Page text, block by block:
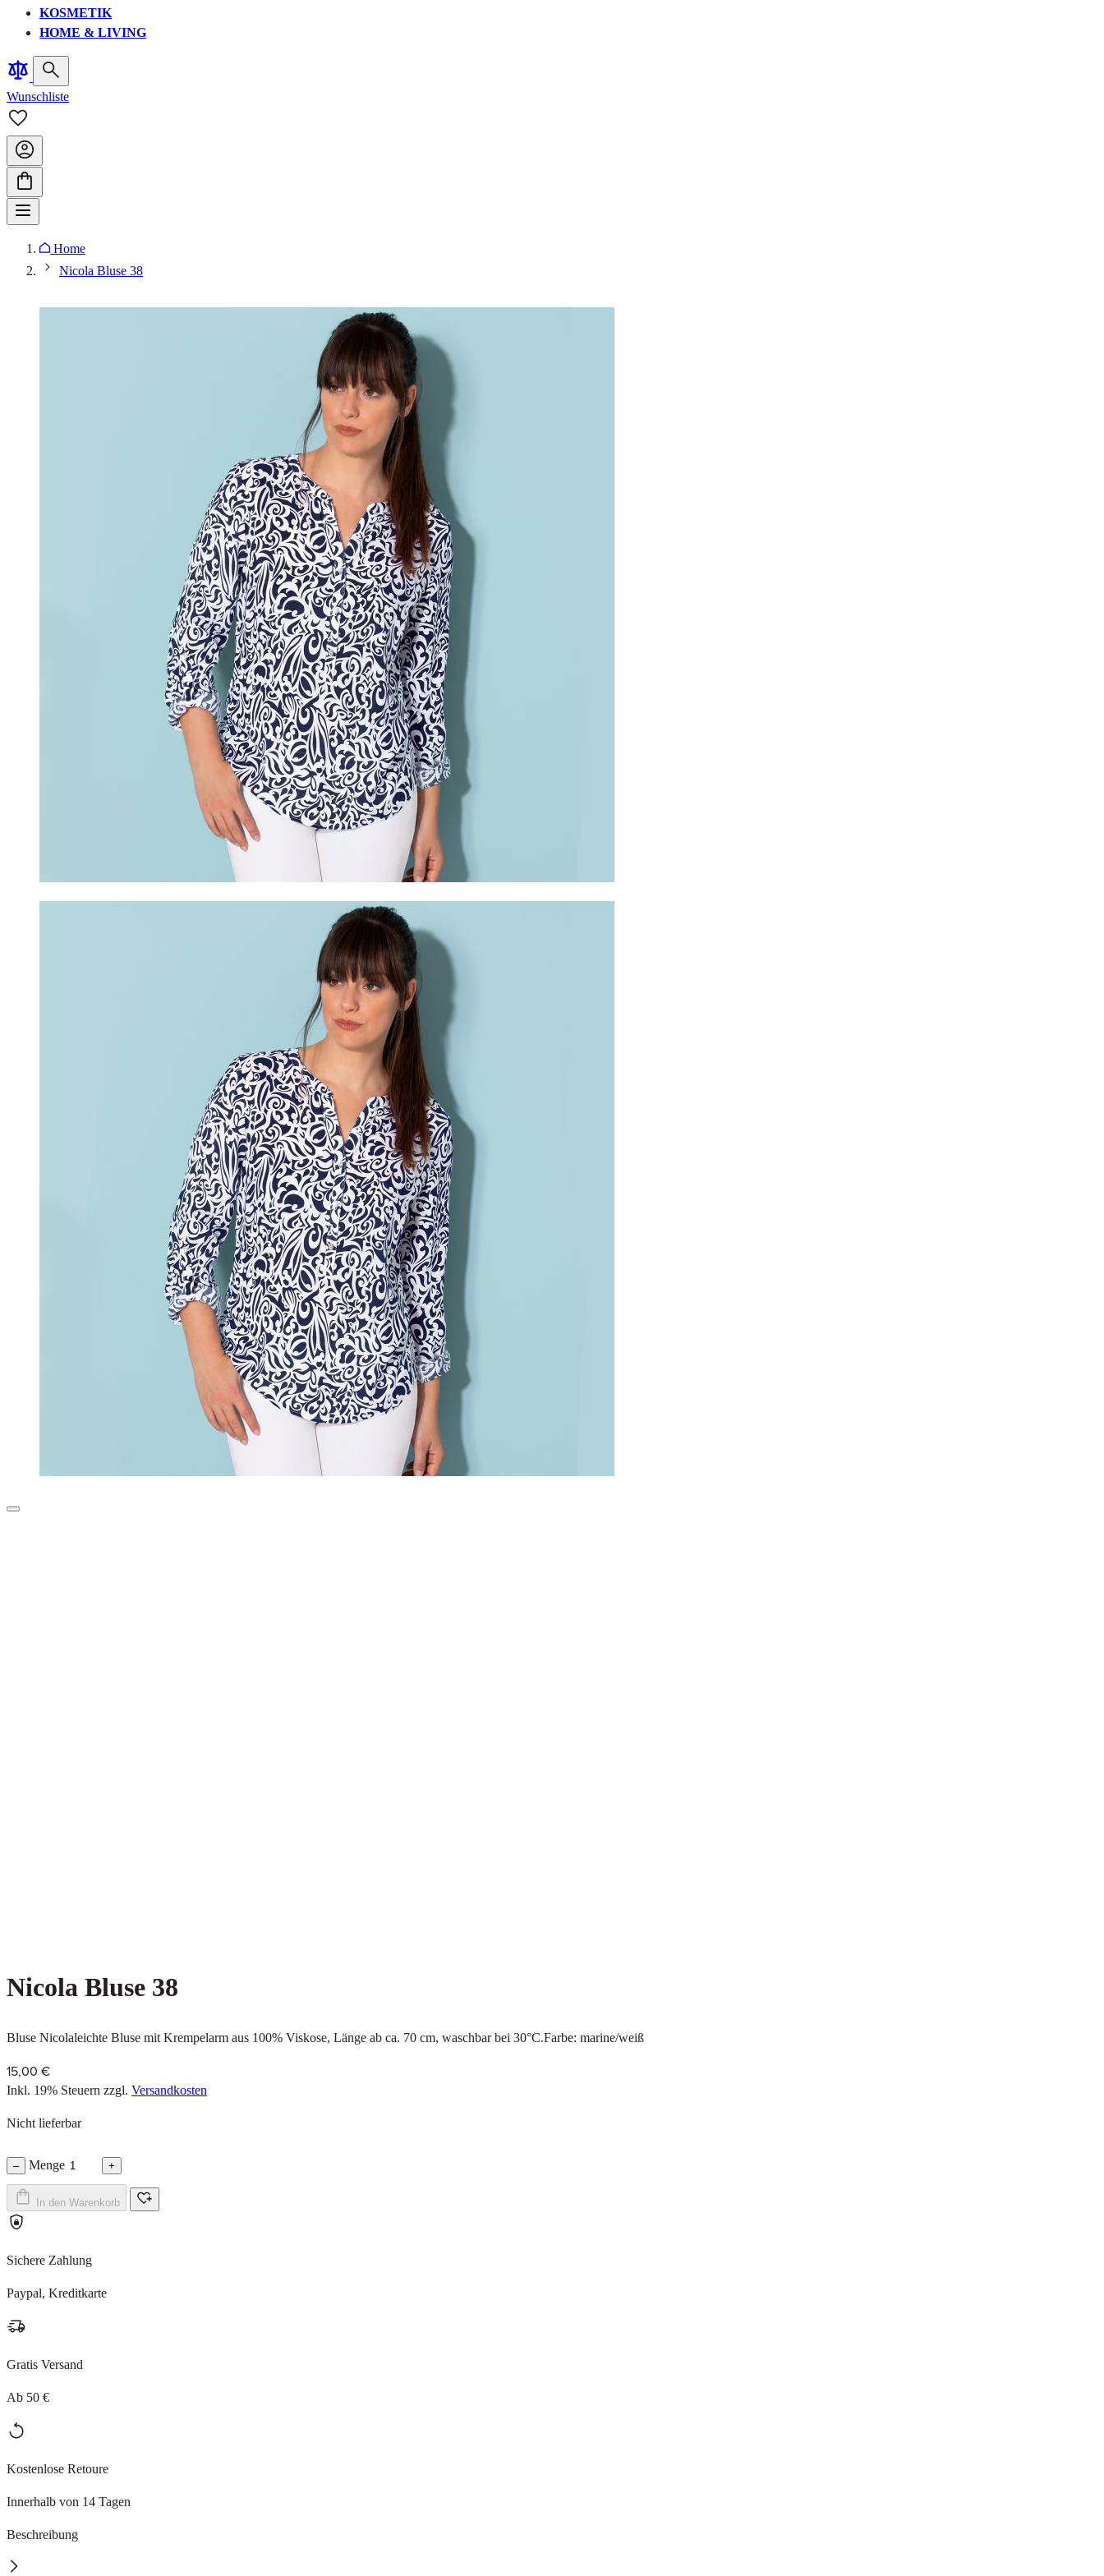
KOSMETIK
HOME & LIVING
Wunschliste
Home
Nicola Bluse 38
Nicola Bluse 38
Bluse Nicolaleichte Bluse mit Krempelarm aus 100% Viskose, Länge ab ca. 70 cm, waschbar bei 30°C.Farbe: marine/weiß
15,00 €
Inkl. 19% Steuern zzgl. Versandkosten
Nicht lieferbar
– Menge +
In den Warenkorb
Sichere Zahlung
Paypal, Kreditkarte
Gratis Versand
Ab 50 €
Kostenlose Retoure
Innerhalb von 14 Tagen
Beschreibung